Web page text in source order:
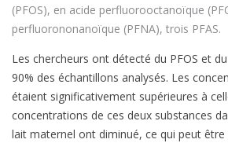
(PFOS), en acide perfluorooctanoïque
perfluorononanoïque (PFNA), trois PFAS.
Les chercheurs ont détecté du PFOS et
90% des échantillons analysés. Les
étaient significativement supérieures à
concentrations de ces deux substances
lait maternel ont diminué, ce qui peut